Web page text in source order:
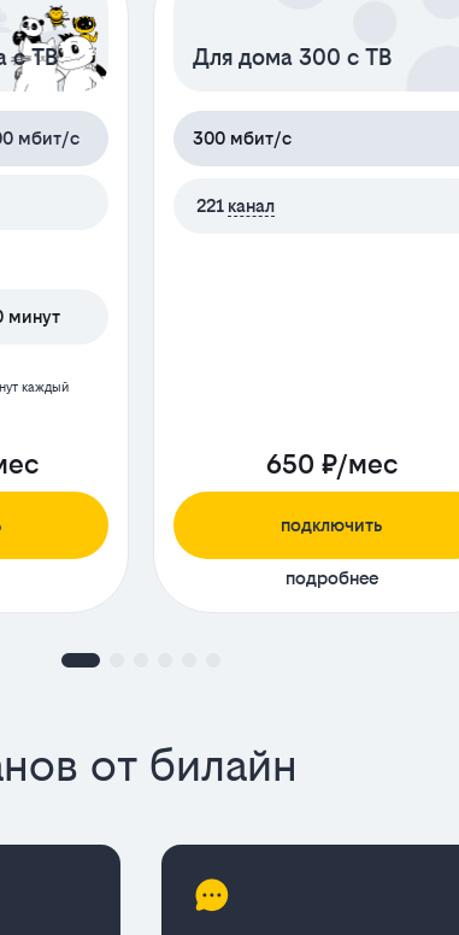
с ТВ
мбит/с
минут
каждый
Для дома 300 с ТВ
300 мбит/с
221 канал
650 ₽/мес
подключить
подробнее
от билайн